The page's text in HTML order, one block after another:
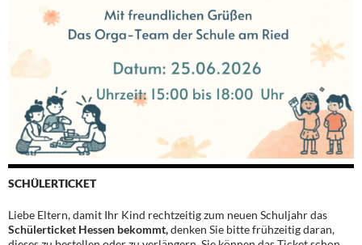
SCHÜLERTICKET
Liebe Eltern, damit Ihr Kind rechtzeitig zum neuen Schuljahr das
Schülerticket Hessen bekommt,denken Sie bitte frühzeitig daran,